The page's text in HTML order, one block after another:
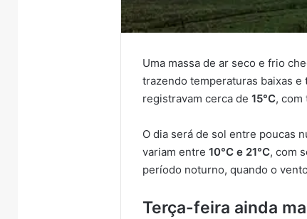
Uma massa de ar seco e frio
trazendo temperaturas baixas
registravam cerca de15°C, com
O dia será de sol entre poucas
variam entre10°C e 21°C, com
período noturno, quando o
Terça-feira ainda